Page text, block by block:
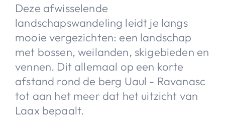
Deze afwisselende
landschapswandeling leidt je langs
mooie vergezichten: een landschap
met bossen, weilanden, skigebieden en
vennen. Dit allemaal op een korte
afstand rond de berg Uaul - Ravanasc
tot aan het meer dat het uitzicht van
Laax bepaalt.